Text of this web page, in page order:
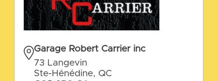
Garage Robert Carrier inc
73 Langevin
Ste-Hénédine, QC